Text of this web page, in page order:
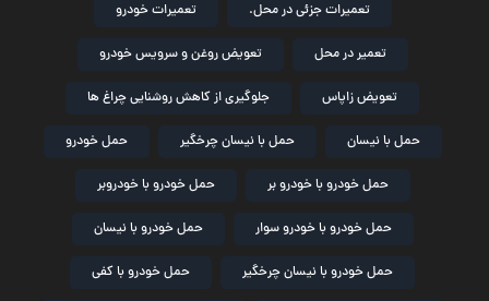
تعمیرات جزئی در محل. تعمیرات خودرو
تعمیر در محل تعویض روغن و سرویس خودرو
تعویض زاپاس جلوگیری از کاهش روشنایی چراغ ها
حمل با نیسان حمل با نیسان چرخگیر حمل خودرو
حمل خودرو با خودرو بر حمل خودرو با خودروبر
حمل خودرو با خودرو سوار حمل خودرو با نیسان
حمل خودرو با نیسان چرخگیر حمل خودرو با کفی